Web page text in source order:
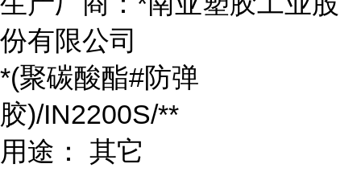
份有限公司
*(聚碳酸酯#防弹
胶)/IN2200S/**
用途： 其它